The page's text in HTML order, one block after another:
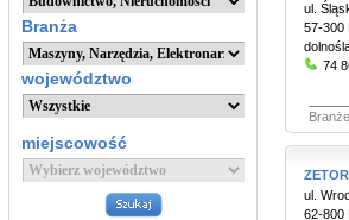
Branża
województwo
miejscowość
ul.
57-300
74
ul.
62-800